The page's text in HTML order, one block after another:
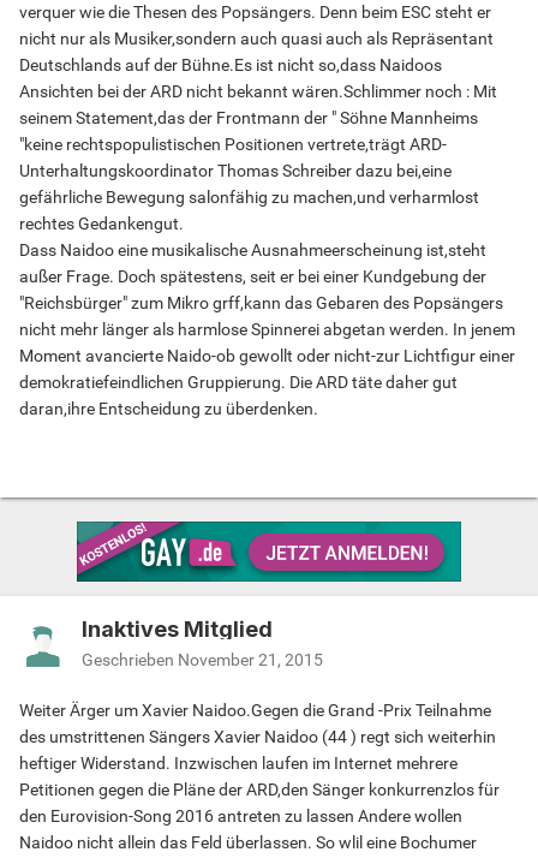
verquer wie die Thesen des Popsängers. Denn beim ESC steht er
nicht nur als Musiker,sondern auch quasi auch als Repräsentant
Deutschlands auf der Bühne.Es ist nicht so,dass Naidoos
Ansichten bei der ARD nicht bekannt wären.Schlimmer noch : Mit
seinem Statement,das der Frontmann der " Söhne Mannheims
"keine rechtspopulistischen Positionen vertrete,trägt ARD-
Unterhaltungskoordinator Thomas Schreiber dazu bei,eine
gefährliche Bewegung salonfähig zu machen,und verharmlost
rechtes Gedankengut.
Dass Naidoo eine musikalische Ausnahmeerscheinung ist,steht
außer Frage. Doch spätestens, seit er bei einer Kundgebung der
"Reichsbürger" zum Mikro grff,kann das Gebaren des Popsängers
nicht mehr länger als harmlose Spinnerei abgetan werden. In jenem
Moment avancierte Naido-ob gewollt oder nicht-zur Lichtfigur einer
demokratiefeindlichen Gruppierung. Die ARD täte daher gut
daran,ihre Entscheidung zu überdenken.
Inaktives Mitglied
Geschrieben November 21, 2015
Weiter Ärger um Xavier Naidoo.Gegen die Grand -Prix Teilnahme
des umstrittenen Sängers Xavier Naidoo (44 ) regt sich weiterhin
heftiger Widerstand. Inzwischen laufen im Internet mehrere
Petitionen gegen die Pläne der ARD,den Sänger konkurrenzlos für
den Eurovision-Song 2016 antreten zu lassen Andere wollen
Naidoo nicht allein das Feld überlassen. So wlil eine Bochumer